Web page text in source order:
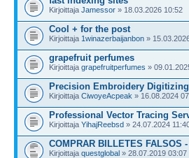
Kirjoittaja Jamessor » 18.03.2026 10:52
Cool + for the post
Kirjoittaja 1winazerbaijanbon »
grapefruit perfumes
Kirjoittaja grapefruitperfumes »
Precision Embroidery
Kirjoittaja CiwoyeAcpeak » 16.08.2024
Professional Vector Tracing
Kirjoittaja YihajReebsd » 24.07.2024
COMPRAR BILLETES FALSOS
Kirjoittaja questglobal » 28.07.2019 03:07